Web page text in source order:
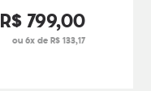
R$ 799,00
ou 6x de R$ 133,17